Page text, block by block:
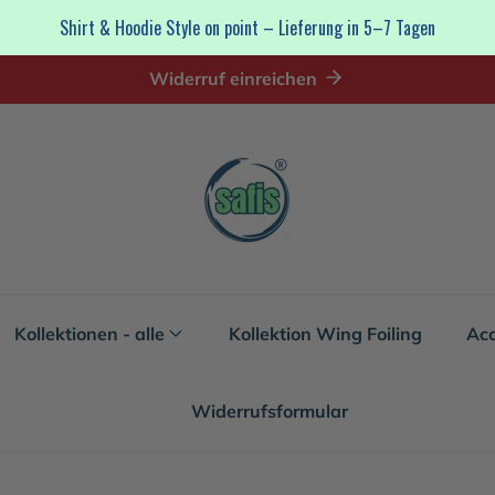
Shirt & Hoodie Style on point – Lieferung in 5–7 Tagen
Widerruf einreichen
Kollektionen - alle Kollektion Wing Foiling
Widerrufsformular